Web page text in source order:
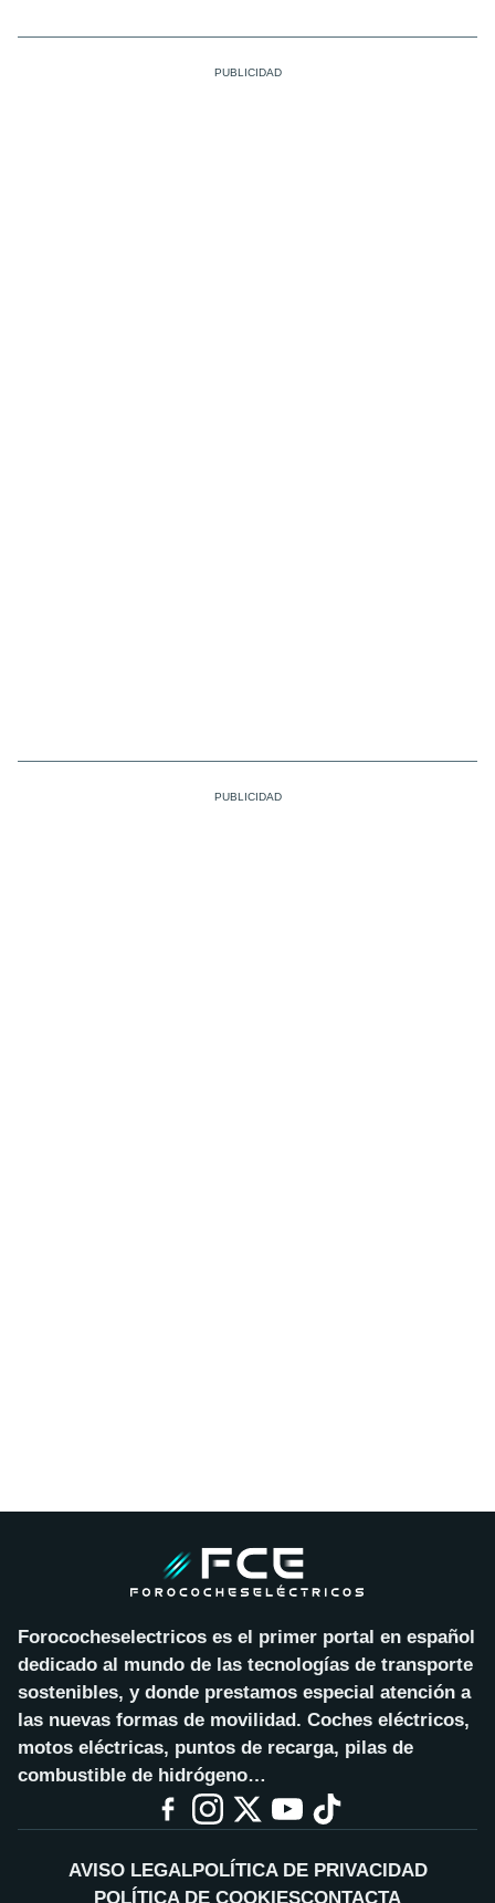
Forococheselectricos es el primer portal en español
dedicado al mundo de las tecnologías de transporte
sostenibles, y donde prestamos especial atención a
las nuevas formas de movilidad. Coches eléctricos,
motos eléctricas, puntos de recarga, pilas de
combustible de hidrógeno…
AVISO LEGALPOLÍTICA DE PRIVACIDAD
POLÍTICA DE COOKIESCONTACTA